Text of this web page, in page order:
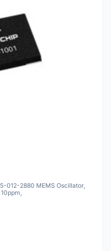
012-2880 MEMS Oscillator,